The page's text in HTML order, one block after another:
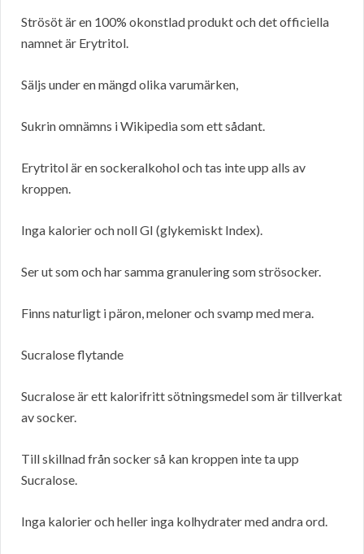
Strösöt är en 100% okonstlad produkt och det officiella
namnet är Erytritol.
Säljs under en mängd olika varumärken,
Sukrin omnämns i Wikipedia som ett sådant.
Erytritol är en sockeralkohol och tas inte upp alls av
kroppen.
Inga kalorier och noll GI (glykemiskt Index).
Ser ut som och har samma granulering som strösocker.
Finns naturligt i päron, meloner och svamp med mera.
Sucralose flytande
Sucralose är ett kalorifritt sötningsmedel som är tillverkat
av socker.
Till skillnad från socker så kan kroppen inte ta upp
Sucralose.
Inga kalorier och heller inga kolhydrater med andra ord.